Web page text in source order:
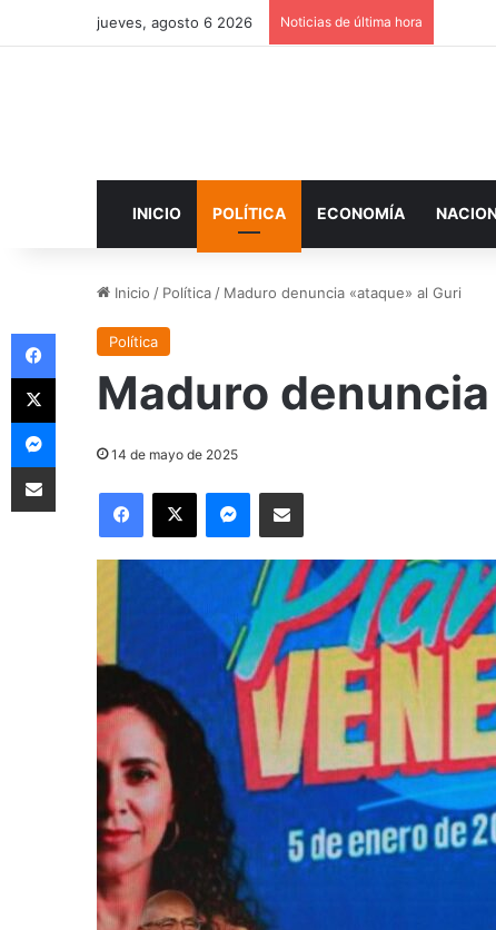
jueves, agosto 6 2026 Noticias de última hora
INICIO POLÍTICA ECONOMÍA
Inicio / Política / Maduro denuncia «ataque» al Guri
Política
Maduro
14 de mayo de 2025
Facebook
X MessengerCompartir por correo electrónico
Facebook
X
Messenger
Compartir por correo electrónico